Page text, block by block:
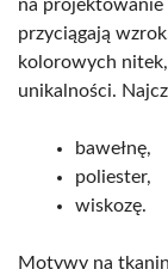
na
przyciągają
kolorowych
unikalności.
bawełnę,
poliester,
wiskozę.
Motywy na